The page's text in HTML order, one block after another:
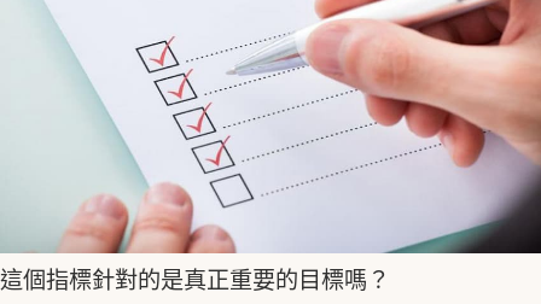
這個指標針對的是真正重要的目標嗎？